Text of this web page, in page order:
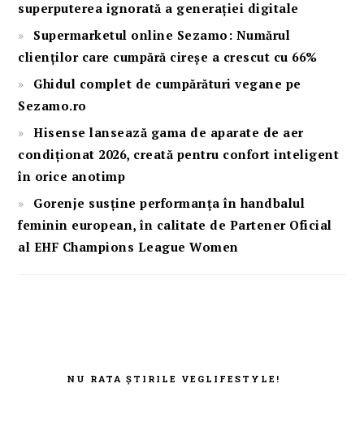
superputerea ignorată a generației digitale
Supermarketul online Sezamo: Numărul
clienților care cumpără cireșe a crescut cu 66%
Ghidul complet de cumpărături vegane pe
Sezamo.ro
Hisense lansează gama de aparate de aer
condiționat 2026, creată pentru confort inteligent
în orice anotimp
Gorenje susține performanța în handbalul
feminin european, în calitate de Partener Oficial
al EHF Champions League Women
NU RATA ȘTIRILE VEGLIFESTYLE!